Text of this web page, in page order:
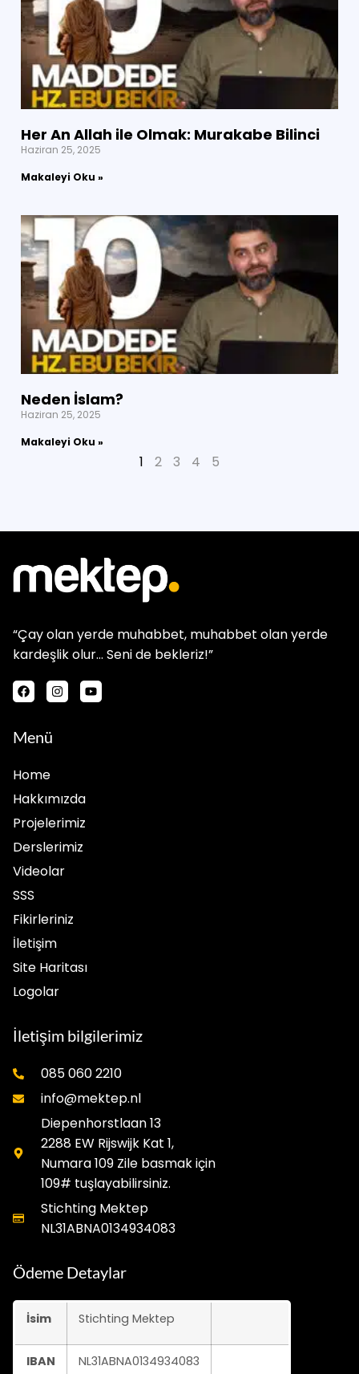
Her An Allah ile Olmak: Murakabe Bilinci
Haziran 25, 2025
Makaleyi Oku »
Neden İslam?
Haziran 25, 2025
Makaleyi Oku »
1 2 3 4 5
“Çay olan yerde muhabbet, muhabbet olan yerde
kardeşlik olur… Seni de bekleriz!”
Menü
Home
Hakkımızda
Projelerimiz
Derslerimiz
Videolar
SSS
Fikirleriniz
İletişim
Site Haritası
Logolar
İletişim bilgilerimiz
085 060 2210
info@mektep.nl
Diepenhorstlaan 13
2288 EW Rijswijk Kat 1,
Numara 109 Zile basmak için
109# tuşlayabilirsiniz.
Stichting Mektep
NL31ABNA0134934083
Ödeme Detaylar
İsim Stichting Mektep
IBAN NL31ABNA0134934083